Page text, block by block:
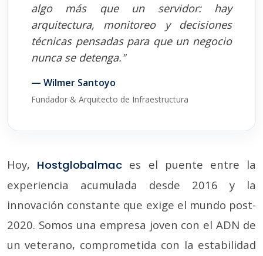
algo más que un servidor: hay
arquitectura, monitoreo y decisiones
técnicas pensadas para que un negocio
nunca se detenga."
— Wilmer Santoyo
Fundador & Arquitecto de Infraestructura
Hoy, Hostglobalmac es el puente entre la
experiencia acumulada desde 2016 y la
innovación constante que exige el mundo post-
2020. Somos una empresa joven con el ADN de
un veterano, comprometida con la estabilidad